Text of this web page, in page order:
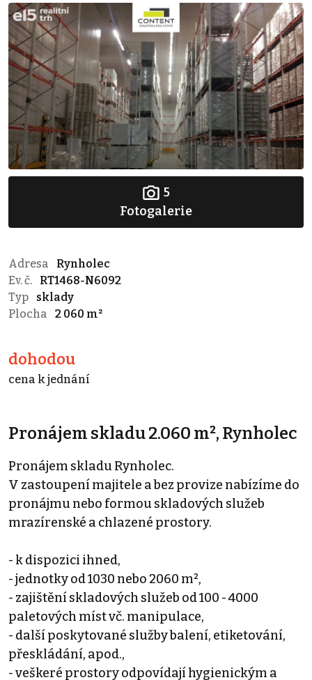
5
Fotogalerie
Adresa
Rynholec
Ev. č.
RT1468-N6092
Typ
sklady
Plocha
2 060 m²
dohodou
cena k jednání
Pronájem skladu 2.060 m², Rynholec
Pronájem skladu Rynholec.
V zastoupení majitele a bez provize nabízíme do
pronájmu nebo formou skladových služeb
mrazírenské a chlazené prostory.
- k dispozici ihned,
- jednotky od 1030 nebo 2060 m²,
- zajištění skladových služeb od 100 - 4000
paletových míst vč. manipulace,
- další poskytované služby balení, etiketování,
přeskládání, apod.,
- veškeré prostory odpovídají hygienickým a